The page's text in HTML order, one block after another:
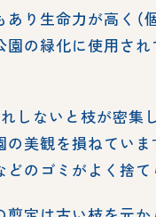
り生命力が高く（
園の緑化に使用さ
しないと枝が密集
の美観を損ねていま
のゴミがよく捨て